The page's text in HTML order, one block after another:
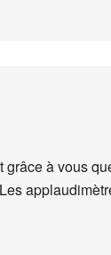
à vous